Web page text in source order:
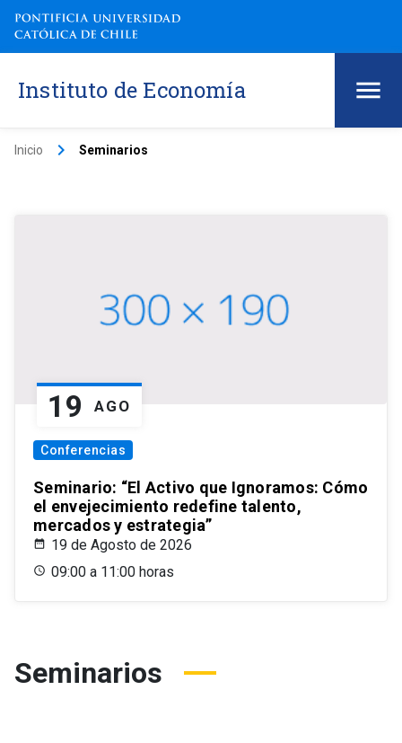
Instituto de Economía
Inicio keyboard_arrow_right Seminarios
19 AGO
Conferencias
Seminario: “El Activo que Ignoramos: Cómo
el envejecimiento redefine talento,
mercados y estrategia”
19 de Agosto de 2026
09:00 a 11:00 horas
Seminarios